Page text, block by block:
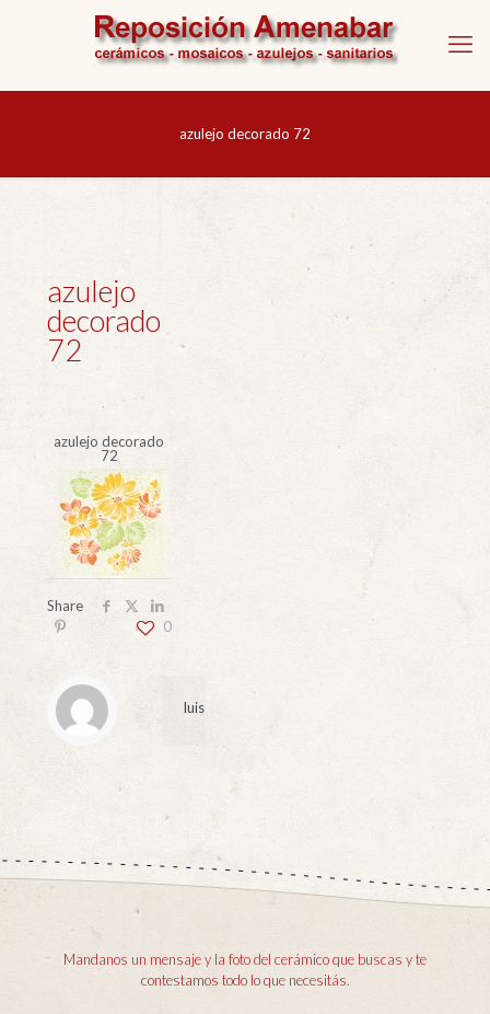
azulejo decorado 72
azulejo
decorado
72
azulejo decorado
72
Share
0
luis
Mandanos un mensaje y la foto del cerámico que buscas y te
contestamos todo lo que necesitás.